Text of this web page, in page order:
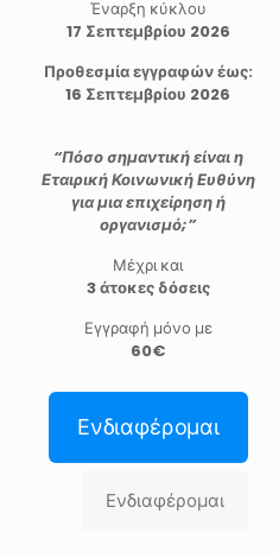
Έναρξη κύκλου
17 Σεπτεμβρίου 2026
Προθεσμία εγγραφών έως:
16 Σεπτεμβρίου 2026
“Πόσο σημαντική είναι η
Εταιρική Κοινωνική Ευθύνη
για μια επιχείρηση ή
οργανισμό;”
Μέχρι και
3 άτοκες δόσεις
Εγγραφή μόνο με
60€
Ενδιαφέρομαι
Ενδιαφέρομαι